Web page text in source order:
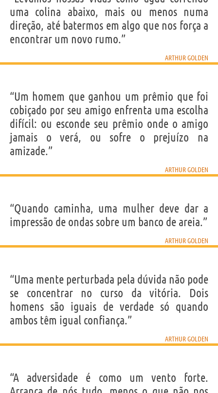
uma colina abaixo, mais ou menos numa
direção, até batermos em algo que nos força a
encontrar um novo rumo.”
ARTHUR GOLDEN
“Um homem que ganhou um prêmio que foi
cobiçado por seu amigo enfrenta uma escolha
difícil: ou esconde seu prêmio onde o amigo
jamais o verá, ou sofre o prejuízo na
amizade.”
ARTHUR GOLDEN
“Quando caminha, uma mulher deve dar a
impressão de ondas sobre um banco de areia.”
ARTHUR GOLDEN
“Uma mente perturbada pela dúvida não pode
se concentrar no curso da vitória. Dois
homens são iguais de verdade só quando
ambos têm igual confiança.”
ARTHUR GOLDEN
“A adversidade é como um vento forte.